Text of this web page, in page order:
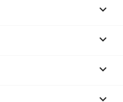



keyboard_arrow_down